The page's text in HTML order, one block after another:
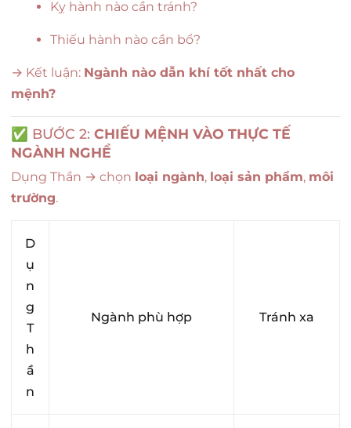
Kỵ hành nào cần tránh?
Thiếu hành nào cần bổ?
→ Kết luận: Ngành nào dẫn khí tốt nhất cho
mệnh?
✅ BƯỚC 2: CHIẾU MỆNH VÀO THỰC TẾ
NGÀNH NGHỀ
Dụng Thần → chọn loại ngành, loại sản phẩm, môi
trường.
D
ụ
n
g
T
h
ầ
n
Ngành phù hợp Tránh xa